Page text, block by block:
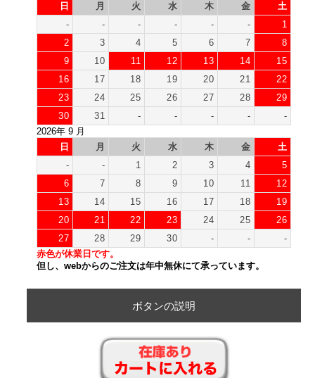
日
月 火 水 木 金
土
-
- - - - -
1
2
3 4 5 6 7
8
9
10 11 12 13 14
15
16
17 18 19 20 21
22
23
24 25 26 27 28
29
30
31 - - - -
-
2026年 9 月
日
月 火 水 木 金
土
-
- 1 2 3 4
5
6
7 8 9 10 11
12
13
14 15 16 17 18
19
20
21 22 23 24 25
26
27
28 29 30 - -
-
赤色が休業日です。
但し、webからのご注文は年中無休にて承っています。
ボタンの説明